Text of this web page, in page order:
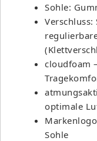
Sohle:
cloudfoam
optimale
Sohle